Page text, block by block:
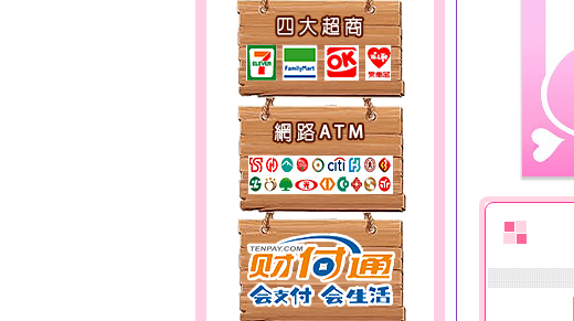
幸福洋溢～金銀鋼套鍊
甜心女孩～金銀鋼女套鍊